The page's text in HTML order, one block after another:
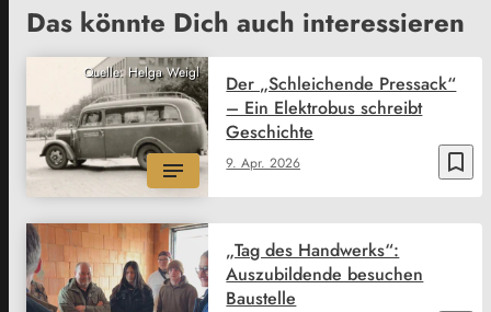
Das könnte Dich auch interessieren
Quelle: Helga Weigl
bookmark_border
9. Apr. 2026
Der „Schleichende Pressack“
– Ein Elektrobus schreibt
Geschichte
„Tag des Handwerks“:
Auszubildende besuchen
Baustelle